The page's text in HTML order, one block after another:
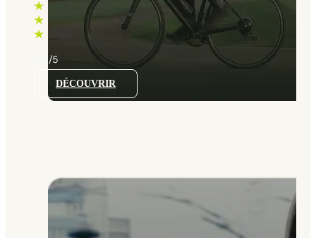
860 €
4.5/5
DÉCOUVRIR